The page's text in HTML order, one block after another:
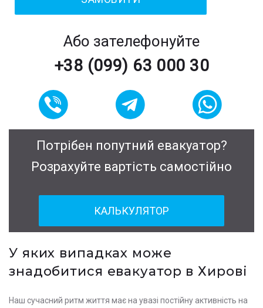
Або зателефонуйте
+38 (099) 63 000 30
Потрібен попутний евакуатор?
Розрахуйте вартість самостійно
КАЛЬКУЛЯТОР
У яких випадках може
знадобитися евакуатор в Хирові
Наш сучасний ритм життя має на увазі постійну активність на